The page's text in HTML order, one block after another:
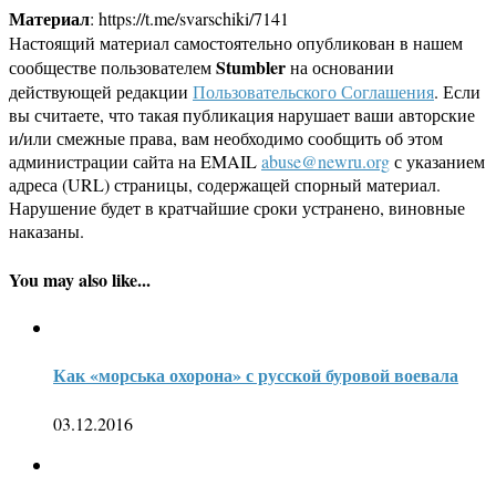
Материал: https://t.me/svarschiki/7141
Настоящий материал самостоятельно опубликован в нашем
сообществе пользователемStumblerна основании
действующей редакции Пользовательского Соглашения. Если
вы считаете, что такая публикация нарушает ваши авторские
и/или смежные права, вам необходимо сообщить об этом
администрации сайта на EMAILabuse@newru.orgс указанием
адреса (URL) страницы, содержащей спорный материал.
Нарушение будет в кратчайшие сроки устранено, виновные
наказаны.
You may also like...
Как «морська охорона» с русской буровой воевала
03.12.2016